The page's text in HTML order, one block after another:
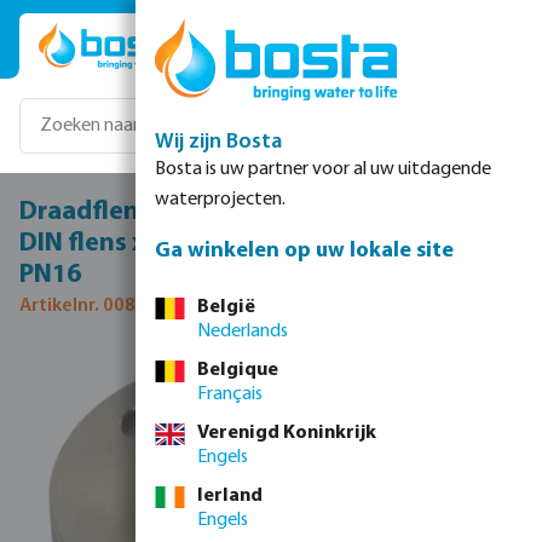
Ga naar de hoofdinhoud
Draadflens RVS 316 DN100 x DN100 x 4"
DIN flens x binnendraad 16bar DN100
PN16
Artikelnr. 0080671
Afbeeldingengalerij overslaan
Wij zijn Bosta
Bosta is uw partner voor al uw uitdagende
waterprojecten.
Ga winkelen op uw lokale site
België
Nederlands
Belgique
Français
Verenigd Koninkrijk
Engels
Ierland
Engels